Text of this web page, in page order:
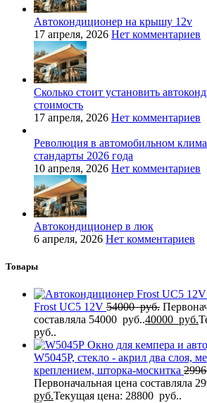
Автокондиционер на крышу 12v
17 апреля, 2026 Нет комментариев
Сколько стоит установить
стоимость
17 апреля, 2026 Нет комментариев
Революция в автомобильном
стандарты 2026 года
10 апреля, 2026 Нет комментариев
Автокондиционер в люк
6 апреля, 2026 Нет комментариев
Товары
Frost UC5 12V 54000руб.
составляла 54000 руб..40000 руб.
руб..
Окно для кемпера и
W5045P, стекло - акрил два слоя,
креплением, шторка-москитка
Первоначальная цена составляла
руб.Текущая цена: 28800 руб..